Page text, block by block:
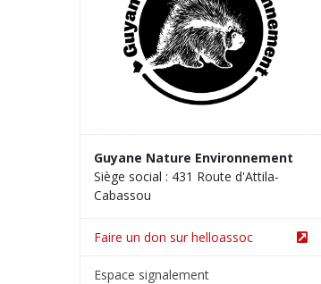
Guyane Nature Environnement
Siège social : 431 Route d'Attila-
Cabassou
Faire un don sur helloassoc
Espace signalement